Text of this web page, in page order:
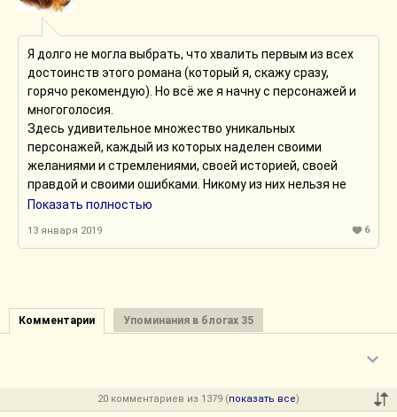
Я долго не могла выбрать, что хвалить первым из всех
достоинств этого романа (который я, скажу сразу,
горячо рекомендую). Но всё же я начну с персонажей и
многоголосия.
Здесь удивительное множество уникальных
персонажей, каждый из которых наделен своими
желаниями и стремлениями, своей историей, своей
правдой и своими ошибками. Никому из них нельзя не
сочувствовать: путь их нередко был тяжел и горек и
других персонажей. Кто-то идет против такой участи,
о его смерти. Кто-то просто упрямо следует дорогой
своих ошибок. Все они разные, у всех разные цели и
Я не зря употребила слово "сложная" - персонажей,
Показать полностью
13 января 2019 6
Комментарии Упоминания в блогах 35
20 комментариев из 1379 (показать все)